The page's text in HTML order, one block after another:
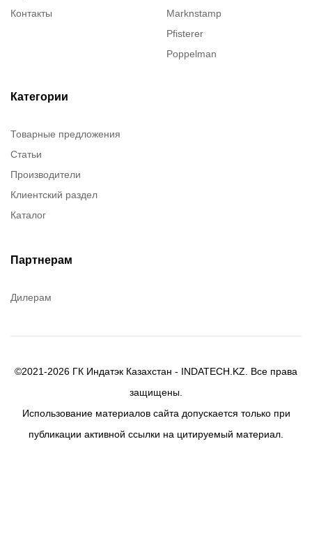
Контакты
Marknstamp
Pfisterer
Poppelman
Категории
Товарные предложения
Статьи
Производители
Клиентский раздел
Каталог
Партнерам
Дилерам
©2021-2026 ГК Индатэк Казахстан - INDATECH.KZ. Все права
защищены.
Использование материалов сайта допускается только при
публикации активной ссылки на цитируемый материал.